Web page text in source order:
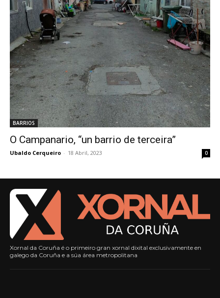
BARRIOS
O Campanario, “un barrio de terceira”
Ubaldo Cerqueiro - 18 Abril, 2023 0
Xornal da Coruña é o primeiro gran xornal dixital exclusivamente en
galego da Coruña e a súa área metropolitana